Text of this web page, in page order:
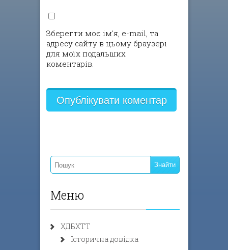
Зберегти моє ім'я, e-mail, та
адресу сайту в цьому браузері
для моїх подальших
коментарів.
Меню
ХДБХТТ
Історична довідка